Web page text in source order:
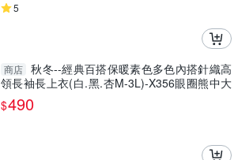
5
商店 秋冬--經典百搭保暖素色多色內搭針織高
領長袖長上衣(白.黑.杏M-3L)-X356眼圈熊中大
尺碼
$490